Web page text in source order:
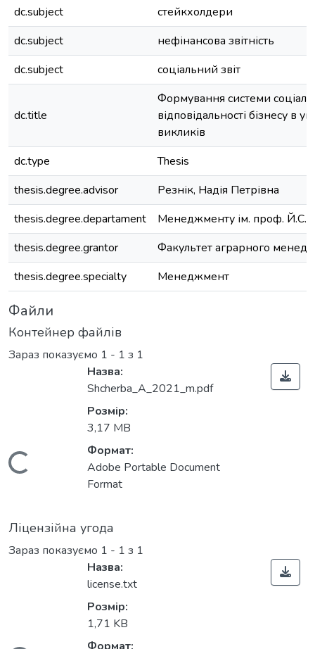
dc.subject
стейкхолдери
dc.subject
нефінансова звітність
dc.subject
соціальний звіт
dc.title
Формування системи
відповідальності бізнесу в
викликів
dc.type
Thesis
thesis.degree.advisor
Резнік, Надія Петрівна
thesis.degree.departament
Менеджменту ім. проф. Й.С.
thesis.degree.grantor
Факультет аграрного
thesis.degree.specialty
Менеджмент
Файли
Контейнер файлів
Зараз показуємо 1 - 1 з 1
Вантажиться...
Назва:
Shcherba_A_2021_m.pdf
Розмір:
3,17 MB
Формат:
Adobe Portable Document
Format
Ліцензійна угода
Зараз показуємо 1 - 1 з 1
Назва:
license.txt
Розмір:
1,71 KB